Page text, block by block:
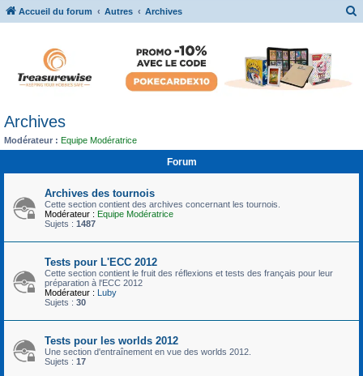
Accueil du forum Autres Archives
Archives
Modérateur : Equipe Modératrice
Forum
Archives des tournois
Cette section contient des archives concernant les tournois.
Modérateur : Equipe Modératrice
Sujets : 1487
Tests pour L'ECC 2012
Cette section contient le fruit des réflexions et tests des français pour leur
préparation à l'ECC 2012
Modérateur : Luby
Sujets : 30
Tests pour les worlds 2012
Une section d'entraînement en vue des worlds 2012.
Sujets : 17